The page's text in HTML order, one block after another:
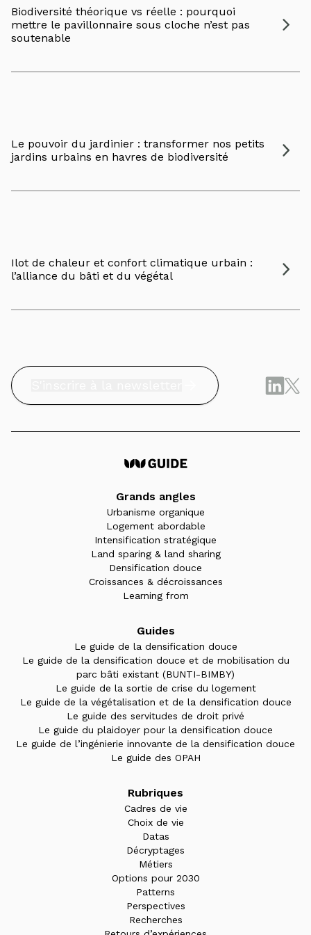
Biodiversité théorique vs réelle : pourquoi
mettre le pavillonnaire sous cloche n’est pas
soutenable
Le pouvoir du jardinier : transformer nos petits
jardins urbains en havres de biodiversité
Ilot de chaleur et confort climatique urbain :
l’alliance du bâti et du végétal
Grands angles
Urbanisme organique
Logement abordable
Intensification stratégique
Land sparing & land sharing
Densification douce
Croissances & décroissances
Learning from
Guides
Le guide de la densification douce
Le guide de la densification douce et de mobilisation du
parc bâti existant (BUNTI-BIMBY)
Le guide de la sortie de crise du logement
Le guide de la végétalisation et de la densification douce
Le guide des servitudes de droit privé
Le guide du plaidoyer pour la densification douce
Le guide de l’ingénierie innovante de la densification douce
Le guide des OPAH
Rubriques
Cadres de vie
Choix de vie
Datas
Décryptages
Métiers
Options pour 2030
Patterns
Perspectives
Recherches